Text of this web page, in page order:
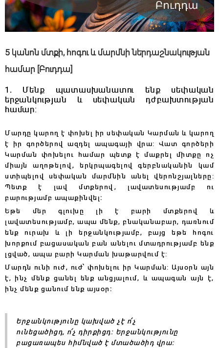
5 կանոն մտքի, հոգու և մարմնի ներդաշնակության
համար [Բուդդա]
1. Մենք պատասխանատու ենք սեփական
երջանկության և սեփական դժբախտության
համար:
Մարդը կարող է փոխել իր սեփական Կարման և կարող
է իր գործերով ազդել ապագայի վրա: Վատ գործերի
Կարման փոխելու համար պետք է մաքրել միտքը ոչ
միայն աղոթելով, երկրպագելով գերբնականին կամ
ստիպելով սեփական մարմնին անել վերոնշյալները:
Պետք է լավ մտքերով, լավատեսությամբ ու
բարությամբ ապաքինվել։
Եթե մեր գլուխը լի է բարի մտքերով և
լավատեսությամբ, ապա մենք, բնականաբար, դառնում
ենք ուրախ և լի երջանկությամբ, բայց եթե հոգու
խորքում բացասական բան անելու մտադրությամբ ենք
լցված, ապա բարի Կարման խաթարվում է:
Մարդն ունի ուժ, ուժ՝ փոխելու իր Կարման: Այսօրն այն
է, ինչ մենք ցանել ենք անցյալում, և ապագան այն է,
ինչ մենք ցանում ենք այսօր։
Երջանկությունը կախված չէ ո՛չ
ունեցածիցդ, ո՛չ դիրքիցդ։ Երջանկությունը
բացառապես հիմնված է մտածածիդ վրա: